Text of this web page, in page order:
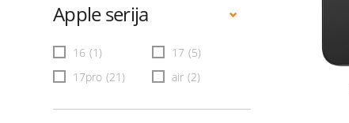
Apple serija
16 (1) 17 (5)
17pro (21) air (2)